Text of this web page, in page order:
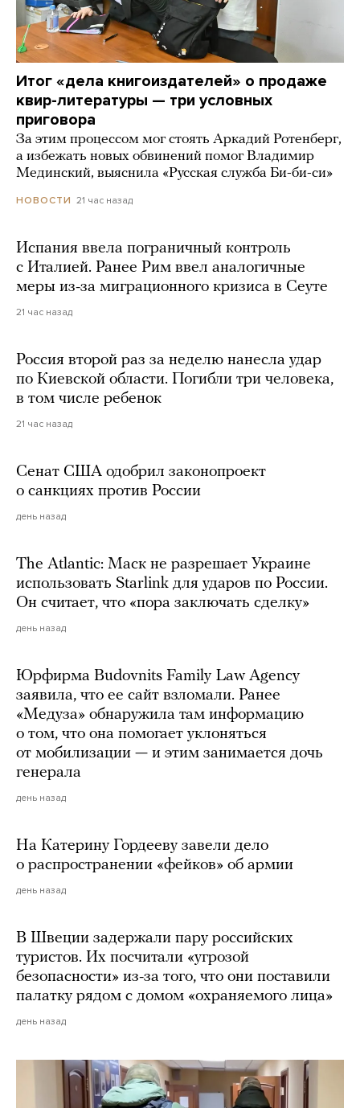
Итог «дела книгоиздателей» о продаже
квир-литературы — три условных
приговора
За этим процессом мог стоять Аркадий Ротенберг,
а избежать новых обвинений помог Владимир
Мединский, выяснила «Русская служба Би-би-си»
НОВОСТИ 21 час назад
Испания ввела пограничный контроль
с Италией. Ранее Рим ввел аналогичные
меры из-за миграционного кризиса в Сеуте
21 час назад
Россия второй раз за неделю нанесла удар
по Киевской области. Погибли три человека,
в том числе ребенок
21 час назад
Сенат США одобрил законопроект
о санкциях против России
день назад
The Atlantic: Маск не разрешает Украине
использовать Starlink для ударов по России.
Он считает, что «пора заключать сделку»
день назад
Юрфирма Budovnits Family Law Agency
заявила, что ее сайт взломали. Ранее
«Медуза» обнаружила там информацию
о том, что она помогает уклоняться
от мобилизации — и этим занимается дочь
генерала
день назад
На Катерину Гордееву завели дело
о распространении «фейков» об армии
день назад
В Швеции задержали пару российских
туристов. Их посчитали «угрозой
безопасности» из-за того, что они поставили
палатку рядом с домом «охраняемого лица»
день назад